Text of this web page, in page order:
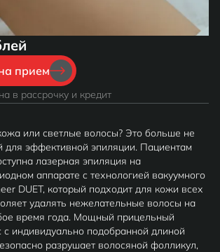
прием
в рассрочку и кредит
или светлые волосы? Это больше не
для эффективной эпиляции. Пациентам
лазерная эпиляция на
аппарате c технологией вакуумного
DUET, который подходит для кожи всех
удалять нежелательные волосы на
время года. Мощный прицельный
с индивидуально подобранной длиной
разрушает волосяной фолликул,